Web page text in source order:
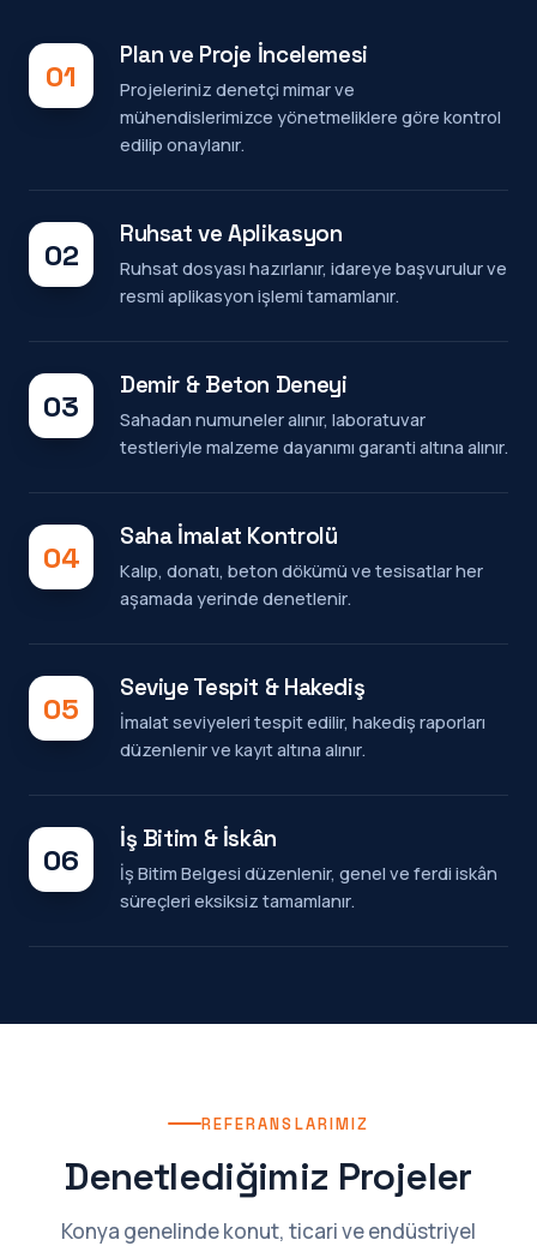
01
Plan ve Proje İncelemesi
Projeleriniz denetçi mimar ve
mühendislerimizce yönetmeliklere göre kontrol
edilip onaylanır.
02
Ruhsat ve Aplikasyon
Ruhsat dosyası hazırlanır, idareye başvurulur ve
resmi aplikasyon işlemi tamamlanır.
03
Demir & Beton Deneyi
Sahadan numuneler alınır, laboratuvar
testleriyle malzeme dayanımı garanti altına alınır.
04
Saha İmalat Kontrolü
Kalıp, donatı, beton dökümü ve tesisatlar her
aşamada yerinde denetlenir.
05
Seviye Tespit & Hakediş
İmalat seviyeleri tespit edilir, hakediş raporları
düzenlenir ve kayıt altına alınır.
06
İş Bitim & İskân
İş Bitim Belgesi düzenlenir, genel ve ferdi iskân
süreçleri eksiksiz tamamlanır.
REFERANSLARIMIZ
Denetlediğimiz Projeler
Konya genelinde konut, ticari ve endüstriyel